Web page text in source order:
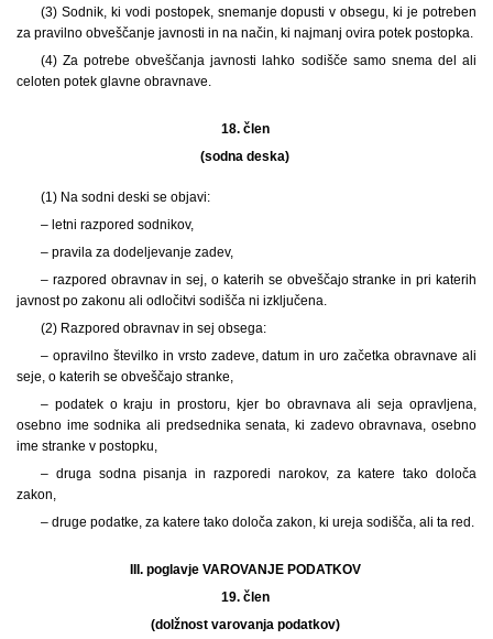
(3) Sodnik, ki vodi postopek, snemanje dopusti v obsegu, ki je potreben
za pravilno obveščanje javnosti in na način, ki najmanj ovira potek postopka.
(4) Za potrebe obveščanja javnosti lahko sodišče samo snema del ali
celoten potek glavne obravnave.
18. člen
(sodna deska)
(1) Na sodni deski se objavi:
– letni razpored sodnikov,
– pravila za dodeljevanje zadev,
– razpored obravnav in sej, o katerih se obveščajo stranke in pri katerih
javnost po zakonu ali odločitvi sodišča ni izključena.
(2) Razpored obravnav in sej obsega:
– opravilno številko in vrsto zadeve, datum in uro začetka obravnave ali
seje, o katerih se obveščajo stranke,
– podatek o kraju in prostoru, kjer bo obravnava ali seja opravljena,
osebno ime sodnika ali predsednika senata, ki zadevo obravnava, osebno
ime stranke v postopku,
– druga sodna pisanja in razporedi narokov, za katere tako določa
zakon,
– druge podatke, za katere tako določa zakon, ki ureja sodišča, ali ta red.
III. poglavje VAROVANJE PODATKOV
19. člen
(dolžnost varovanja podatkov)